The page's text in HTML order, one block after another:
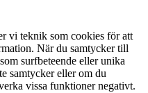
vi teknik som cookies för att
När du samtycker till
surfbeteende eller unika
samtycker eller om du
vissa funktioner negativt.